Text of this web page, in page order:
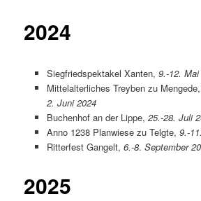
2024
Siegfriedspektakel Xanten, 9.-12. Mai
Mittelalterliches Treyben zu
2. Juni 2024
Buchenhof an der Lippe, 25.-28. Juli
Anno 1238 Planwiese zu Telgte, 9.-
Ritterfest Gangelt, 6.-8. September
2025